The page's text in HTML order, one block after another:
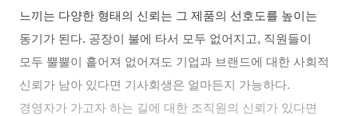
느끼는 다양한 형태의 신뢰는 그 제품의 선호도를 높이는
동기가 된다. 공장이 불에 타서 모두 없어지고, 직원들이
모두 뿔뿔이 흩어져 없어져도 기업과 브랜드에 대한 사회적
신뢰가 남아 있다면 기사회생은 얼마든지 가능하다.
경영자가 가고자 하는 길에 대한 조직원의 신뢰가 있다면